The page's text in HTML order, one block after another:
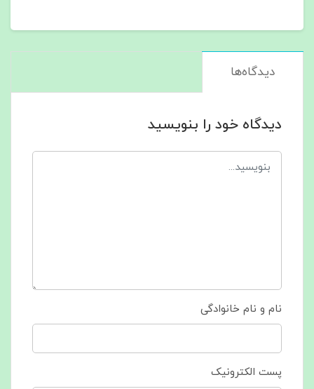
دیدگاه‌ها
دیدگاه خود را بنویسید
نام و نام خانوادگی
پست الکترونیک